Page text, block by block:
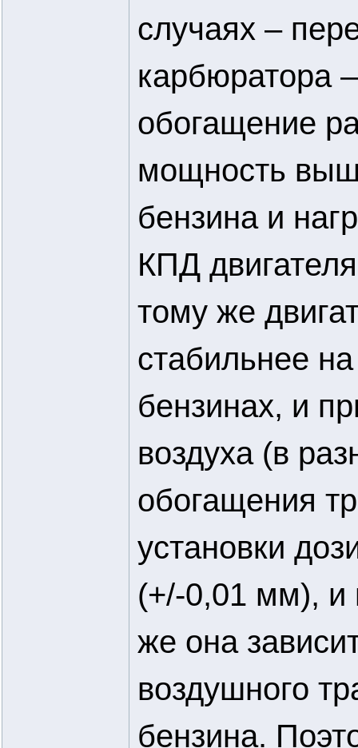
случаях –
карбюратора
обогащение
мощность
бензина и
КПД
тому же
стабильнее
бензинах, и
воздуха (в
обогащения
установки
(+/-0,01 мм), и
же она
воздушного
бензина.